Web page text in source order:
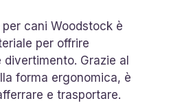
per cani Woodstock è
per offrire
Grazie al
forma ergonomica, è
e trasportare.